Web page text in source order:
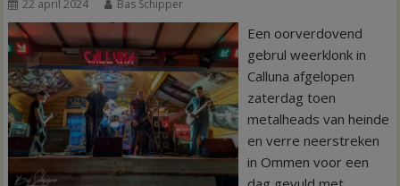
22 april 2024 Bas Schipper
Een oorverdovend
gebrul weerklonk in
Calluna afgelopen
zaterdag toen
metalheads van heinde
en verre neerstreken
in Ommen voor een